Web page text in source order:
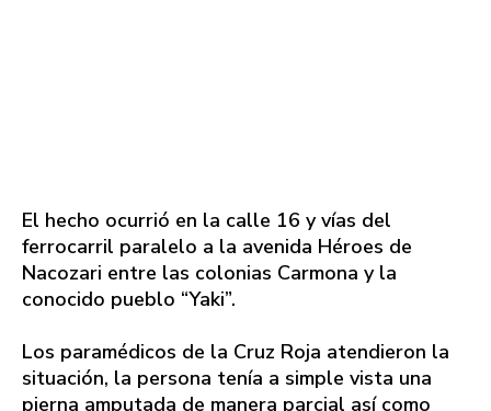
El hecho ocurrió en la calle 16 y vías del
ferrocarril paralelo a la avenida Héroes de
Nacozari entre las colonias Carmona y la
conocido pueblo “Yaki”.
Los paramédicos de la Cruz Roja atendieron la
situación, la persona tenía a simple vista una
pierna amputada de manera parcial así como